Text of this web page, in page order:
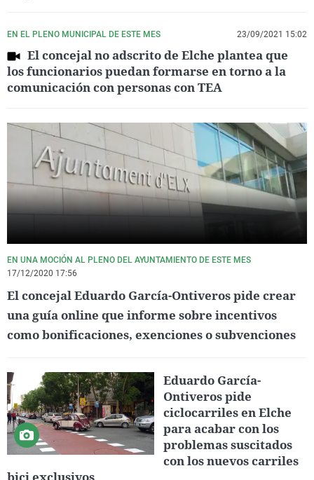
EN EL PLENO MUNICIPAL DE ESTE MES 23/09/2021 15:02
El concejal no adscrito de Elche plantea que
los funcionarios puedan formarse en torno a la
comunicación con personas con TEA
EN UNA MOCIÓN AL PLENO DEL AYUNTAMIENTO DE ESTE MES
17/12/2020 17:56
El concejal Eduardo García-Ontiveros pide crear
una guía online que informe sobre incentivos
como bonificaciones, exenciones o subvenciones
Eduardo García-
Ontiveros pide
ciclocarriles en Elche
para acabar con los
problemas suscitados
con los nuevos carriles
bici exclusivos